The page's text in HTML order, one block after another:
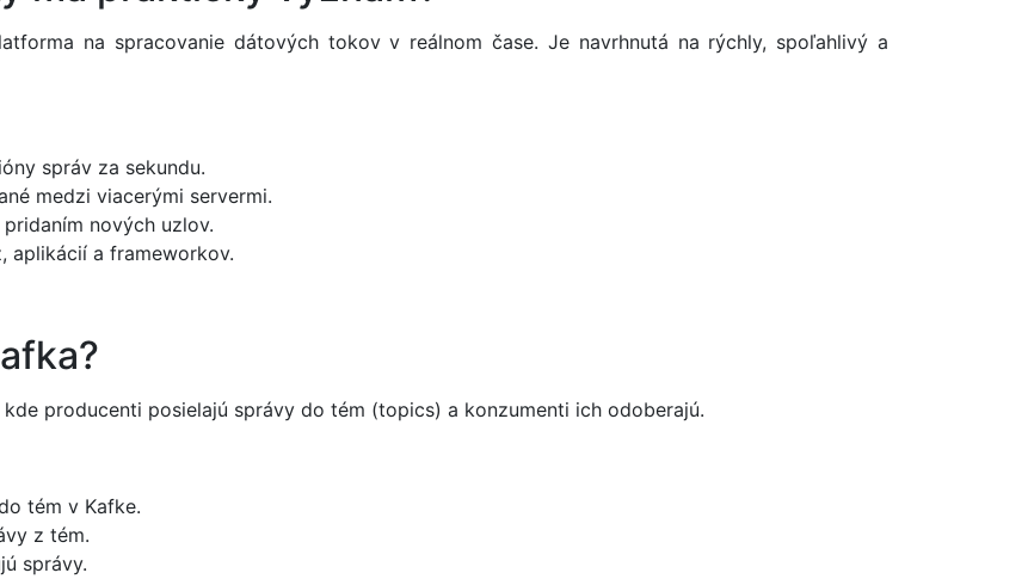
na spracovanie dátových tokov v reálnom čase. Je navrhnutá na rýchly, spoľahlivý a
správ za sekundu.
medzi viacerými servermi.
nových uzlov.
aplikácií a frameworkov.
kde producenti posielajú správy do tém (topics) a konzumenti ich odoberajú.
tém v Kafke.
z tém.
správy.